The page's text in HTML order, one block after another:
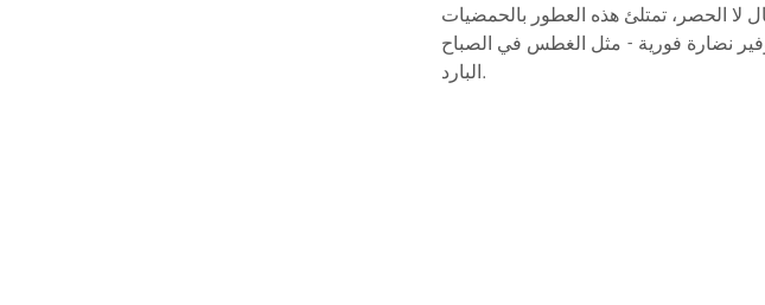
لا الحصر، تمتلئ هذه العطور بالحمضيات
نضارة فورية - مثل الغطس في الصباح
البارد.